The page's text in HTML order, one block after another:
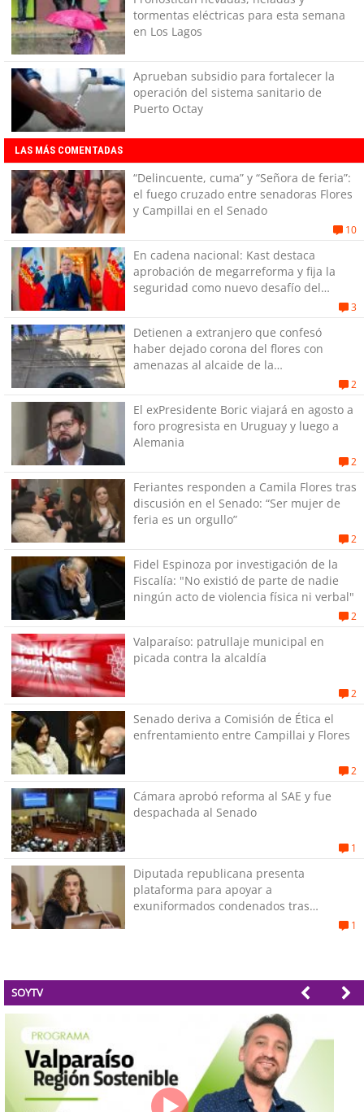
tormentas eléctricas para esta semana
en Los Lagos
Aprueban subsidio para fortalecer la
operación del sistema sanitario de
Puerto Octay
LAS MÁS COMENTADAS
“Delincuente, cuma” y “Señora de feria”:
el fuego cruzado entre senadoras Flores
y Campillai en el Senado
10
En cadena nacional: Kast destaca
aprobación de megarreforma y fija la
seguridad como nuevo desafío del
3
Detienen a extranjero que confesó
haber dejado corona del flores con
amenazas al alcaide de la
2
El exPresidente Boric viajará en agosto a
foro progresista en Uruguay y luego a
Alemania
2
Feriantes responden a Camila Flores tras
discusión en el Senado: “Ser mujer de
feria es un orgullo”
2
Fidel Espinoza por investigación de la
Fiscalía: "No existió de parte de nadie
ningún acto de violencia física ni verbal"
2
Valparaíso: patrullaje municipal en
picada contra la alcaldía
2
Senado deriva a Comisión de Ética el
enfrentamiento entre Campillai y Flores
2
Cámara aprobó reforma al SAE y fue
despachada al Senado
1
Diputada republicana presenta
plataforma para apoyar a
exuniformados condenados tras
1
SOYTV